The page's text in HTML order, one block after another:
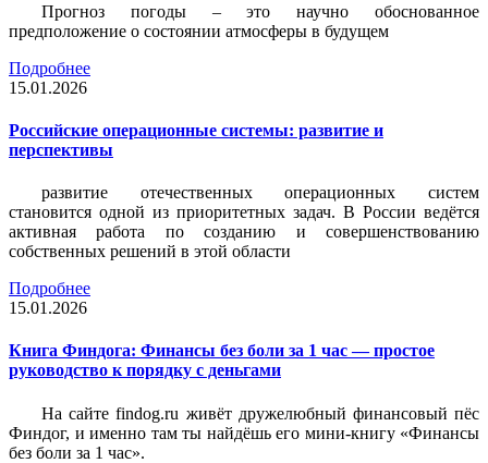
Прогноз погоды – это научно обоснованное
предположение о состоянии атмосферы в будущем
Подробнее
15.01.2026
Российские операционные системы: развитие и
перспективы
развитие отечественных операционных систем
становится одной из приоритетных задач. В России ведётся
активная работа по созданию и совершенствованию
собственных решений в этой области
Подробнее
15.01.2026
Книга Финдога: Финансы без боли за 1 час — простое
руководство к порядку с деньгами
На сайте findog.ru живёт дружелюбный финансовый пёс
Финдог, и именно там ты найдёшь его мини‑книгу «Финансы
без боли за 1 час».